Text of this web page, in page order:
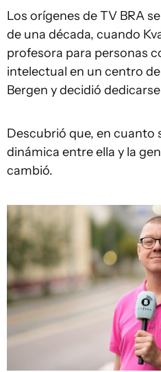
Los orígenes de TV BRA
de una década, cuando
profesora para personas
intelectual en un centro
Bergen y decidió
Descubrió que, en cuanto
dinámica entre ella y la
cambió.